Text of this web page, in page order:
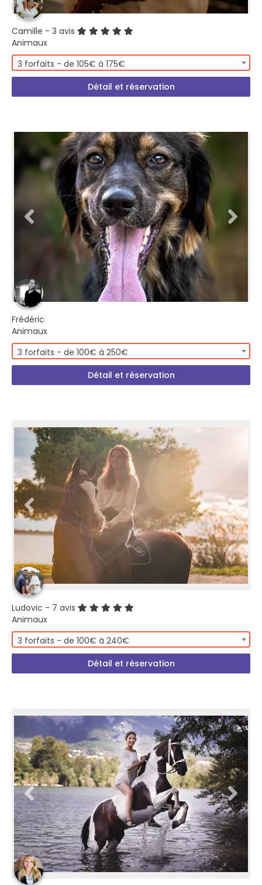
Camille - 3 avis
Animaux
3 forfaits - de 105€ à 175€
Détail et réservation
Frédéric
Animaux
3 forfaits - de 100€ à 250€
Détail et réservation
Ludovic - 7 avis
Animaux
3 forfaits - de 100€ à 240€
Détail et réservation